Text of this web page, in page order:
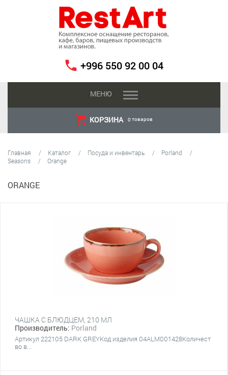
+996 550 92 00 04
МЕНЮ
КОРЗИНА 0 товаров
Главная Каталог Посуда и инвентарь
Porland
Seasons
Orange
ORANGE
ЧАШКА С БЛЮДЦЕМ, 210 МЛ
Производитель: Porland
Артикул 222105 DARK GREYКод изделия 04ALM001428Количест
во в...